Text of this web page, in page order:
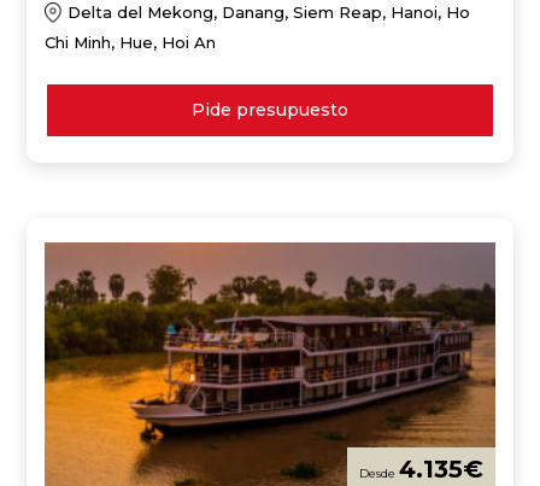
Delta del Mekong, Danang, Siem Reap, Hanoi, Ho
Chi Minh, Hue, Hoi An
Pide presupuesto
4.135€